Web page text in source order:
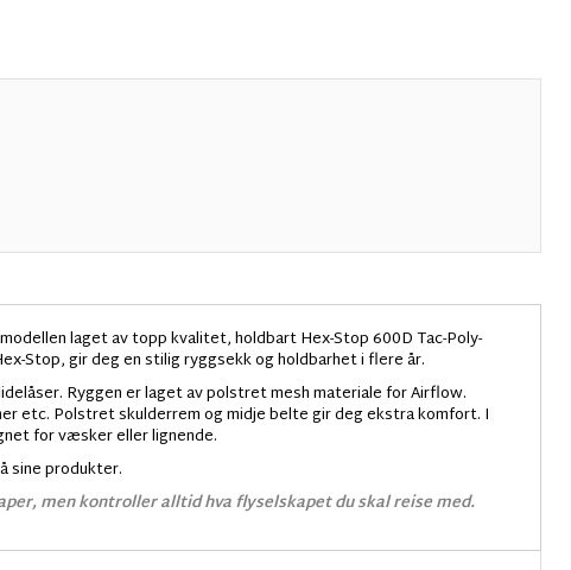
laget av topp kvalitet, holdbart Hex-Stop 600D Tac-Poly-
Stop, gir deg en stilig ryggsekk og holdbarhet i flere år.
Ryggen er laget av polstret mesh materiale for Airflow.
etc. Polstret skulderrem og midje belte gir deg ekstra komfort. I
for væsker eller lignende.
sine produkter.
men kontroller alltid hva flyselskapet du skal reise med.